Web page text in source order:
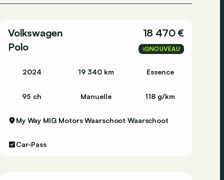
Volkswagen
Polo
18 470 €
NOUVEAU
2024 19 340 km Essence
95 ch Manuelle 118 g/km
My Way MIG Motors Waarschoot Waarschoot
Car-Pass